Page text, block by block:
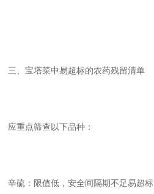
三、宝塔菜中易超标的农药残留清单
应重点筛查以下品种：
辛硫：限值低，安全间隔期不足易超标